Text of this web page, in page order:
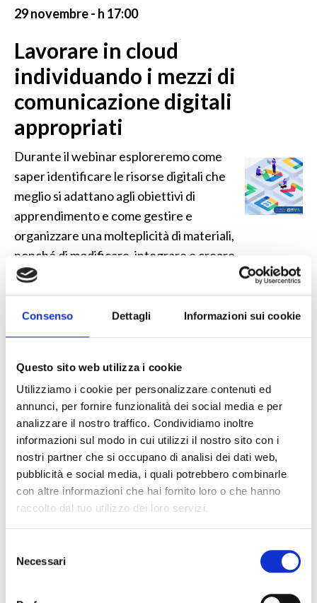
Consenso Dettagli Informazioni sui cookie
Questo sito web utilizza i cookie
Utilizziamo i cookie per personalizzare contenuti ed
annunci, per fornire funzionalità dei social media e per
analizzare il nostro traffico. Condividiamo inoltre
informazioni sul modo in cui utilizzi il nostro sito con i
nostri partner che si occupano di analisi dei dati web,
pubblicità e social media, i quali potrebbero combinarle
con altre informazioni che hai fornito loro o che hanno
raccolto dal tuo utilizzo dei loro servizi.
delNecessari
29 novembre - h 17:00
Lavorare in cloud
individuando i mezzi di
comunicazione digitali
appropriati
Durante il webinar esploreremo come
saper identificare le risorse digitali che
meglio si adattano agli obiettivi di
apprendimento e come gestire e
organizzare una molteplicità di materiali,
nonché di modificare, integrare e creare
le proprie risorse digitali a supporto
dell’insegnamento/apprendimento.
ISCRIVITI
30 novembre - h 17:00
FUTURA - 5 voci
autorevoli per la scuola